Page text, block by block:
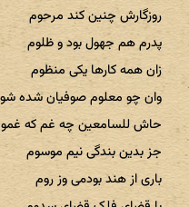
روزگارش چنین کند مرحوم
پدرم هم جهول بود و ظلوم
زان همه کارها یکی منظوم
وان چو معلوم صوفیان شده
حاش للسامعین چه غم که
جز بدین بندگی نیم موسوم
باری از هند بودمی وز روم